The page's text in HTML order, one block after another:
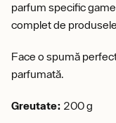
parfum specific
complet de
Face o spumă
parfumată.
Greutate: 200 g